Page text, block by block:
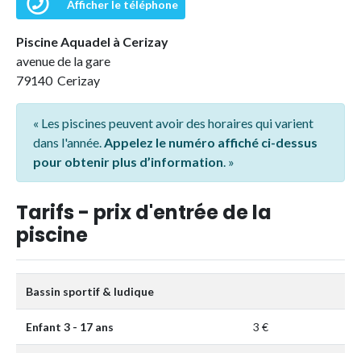
Afficher le téléphone
Piscine Aquadel à Cerizay
avenue de la gare
79140 Cerizay
« Les piscines peuvent avoir des horaires qui varient
dans l'année.Appelez le numéro affiché ci-dessus
pour obtenir plus d’information. »
Tarifs - prix d'entrée de la
piscine
Bassin sportif & ludique
Enfant 3 - 17 ans 3 €